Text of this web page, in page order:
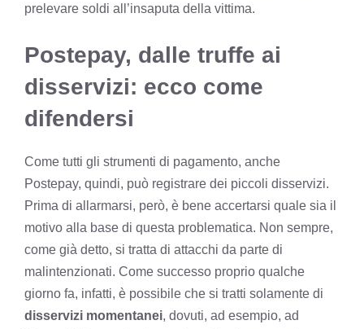
prelevare soldi all’insaputa della vittima.
Postepay, dalle truffe ai
disservizi: ecco come
difendersi
Come tutti gli strumenti di pagamento, anche
Postepay, quindi, può registrare dei piccoli disservizi.
Prima di allarmarsi, però, è bene accertarsi quale sia il
motivo alla base di questa problematica. Non sempre,
come già detto, si tratta di attacchi da parte di
malintenzionati. Come successo proprio qualche
giorno fa, infatti, è possibile che si tratti solamente di
disservizi momentanei, dovuti, ad esempio, ad